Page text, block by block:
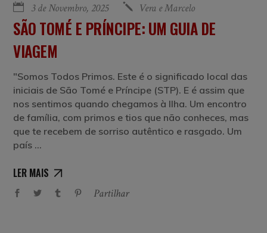
3 de Novembro, 2025 Vera e Marcelo
SÃO TOMÉ E PRÍNCIPE: UM GUIA DE
VIAGEM
"Somos Todos Primos. Este é o significado local das
iniciais de São Tomé e Príncipe (STP). E é assim que
nos sentimos quando chegamos à Ilha. Um encontro
de família, com primos e tios que não conheces, mas
que te recebem de sorriso autêntico e rasgado. Um
país
LER MAIS
Partilhar